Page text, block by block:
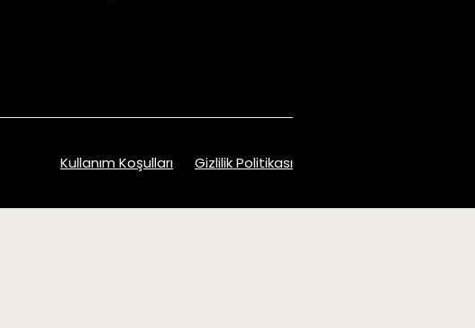
Kullanım Koşulları Gizlilik Politikası